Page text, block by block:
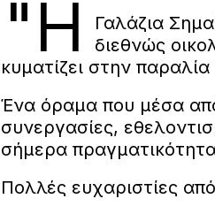
"Η
Γαλάζια
διεθνώς
κυματίζει στην
Ένα όραμα που μέσα
συνεργασίες,
σήμερα
Πολλές ευχαριστίες